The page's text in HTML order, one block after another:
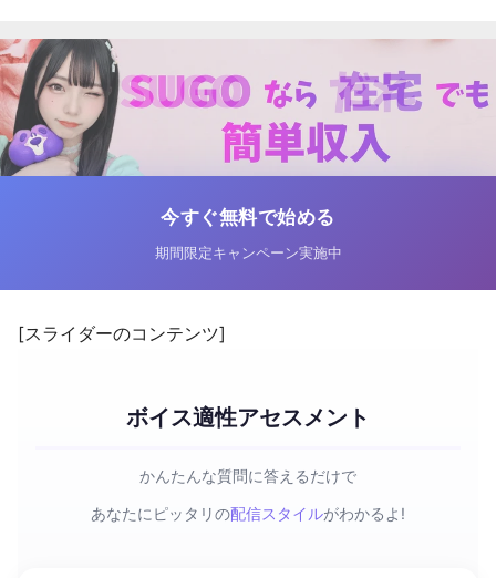
今すぐ無料で始める
期間限定キャンペーン実施中
[スライダーのコンテンツ]
ボイス適性アセスメント
かんたんな質問に答えるだけで
あなたにピッタリの配信スタイルがわかるよ!